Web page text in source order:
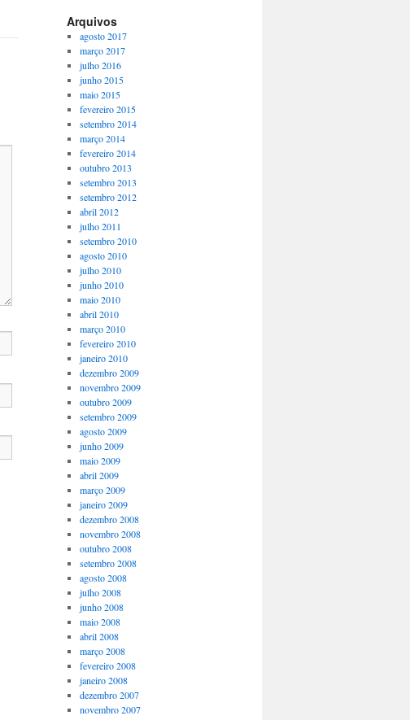
Arquivos
agosto 2017
março 2017
julho 2016
junho 2015
maio 2015
fevereiro 2015
setembro 2014
março 2014
fevereiro 2014
outubro 2013
setembro 2013
setembro 2012
abril 2012
julho 2011
setembro 2010
agosto 2010
julho 2010
junho 2010
maio 2010
abril 2010
março 2010
fevereiro 2010
janeiro 2010
dezembro 2009
novembro 2009
outubro 2009
setembro 2009
agosto 2009
junho 2009
maio 2009
abril 2009
março 2009
janeiro 2009
dezembro 2008
novembro 2008
outubro 2008
setembro 2008
agosto 2008
julho 2008
junho 2008
maio 2008
abril 2008
março 2008
fevereiro 2008
janeiro 2008
dezembro 2007
novembro 2007